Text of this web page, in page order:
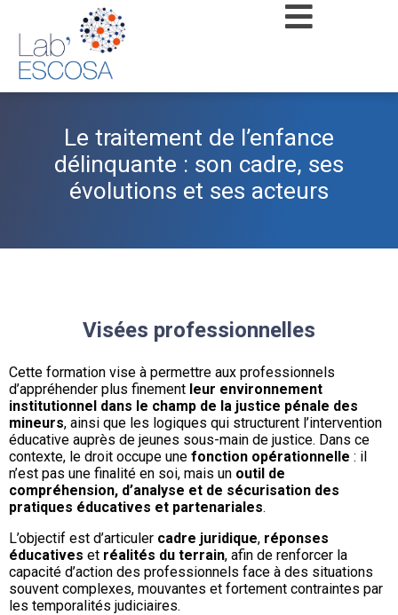
Le traitement de l’enfance
délinquante : son cadre, ses
évolutions et ses acteurs
Visées professionnelles
Cette formation vise à permettre aux professionnels
d’appréhender plus finement leur environnement
institutionnel dans le champ de la justice pénale des
mineurs, ainsi que les logiques qui structurent l’intervention
éducative auprès de jeunes sous-main de justice. Dans ce
contexte, le droit occupe une fonction opérationnelle : il
n’est pas une finalité en soi, mais un outil de
compréhension, d’analyse et de sécurisation des
pratiques éducatives et partenariales.
L’objectif est d’articuler cadre juridique, réponses
éducatives et réalités du terrain, afin de renforcer la
capacité d’action des professionnels face à des situations
souvent complexes, mouvantes et fortement contraintes par
les temporalités judiciaires.